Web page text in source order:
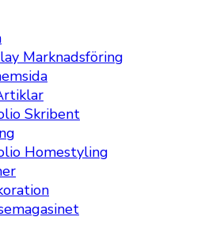
Marknadsföring
Skribent
Homestyling